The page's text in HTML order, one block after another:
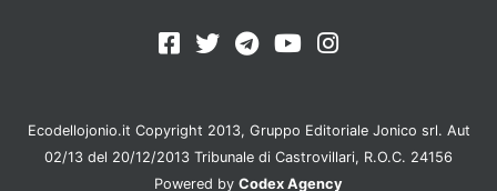
Ecodellojonio.it Copyright 2013, Gruppo Editoriale Jonico srl. Aut
02/13 del 20/12/2013 Tribunale di Castrovillari, R.O.C. 24156
Powered by Codex Agency